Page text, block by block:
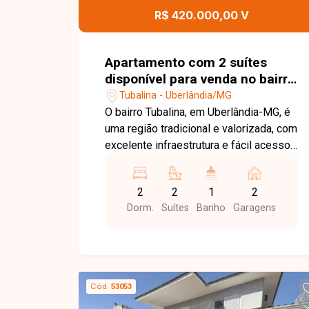
sua visita. Nossa equipe está pronta
deste imóvel e ajudar você a encontrar
o imóvel ideal para morar com conforto
e tranquilidade.
R$ 420.000,00 V
Apartamento com 2 suítes
disponível para venda no bairro
Tubalina em Uberlândia-MG
Tubalina - Uberlândia/MG
O bairro Tubalina, em Uberlândia-MG, é
uma região tradicional e valorizada, com
excelente infraestrutura e fácil acesso
supermercados, escolas, farmácias,
restaurantes e diversos comércios,
oferece praticidade, conforto e
sala ampla e integrada, 02 suítes,
sendo 01 com closet, lavabo, cozinha
2
Dorm.
2
Suítes
1
Banho
2
Garagens
Cód. 53053